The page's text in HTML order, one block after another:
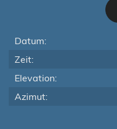
Datum:
Zeit:
Elevation:
Azimut: